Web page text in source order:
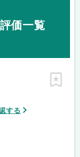
価一覧
する
ピン留